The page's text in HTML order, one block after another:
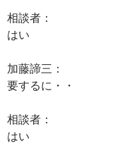
相談者：
はい
加藤諦三：
要するに・・
相談者：
はい